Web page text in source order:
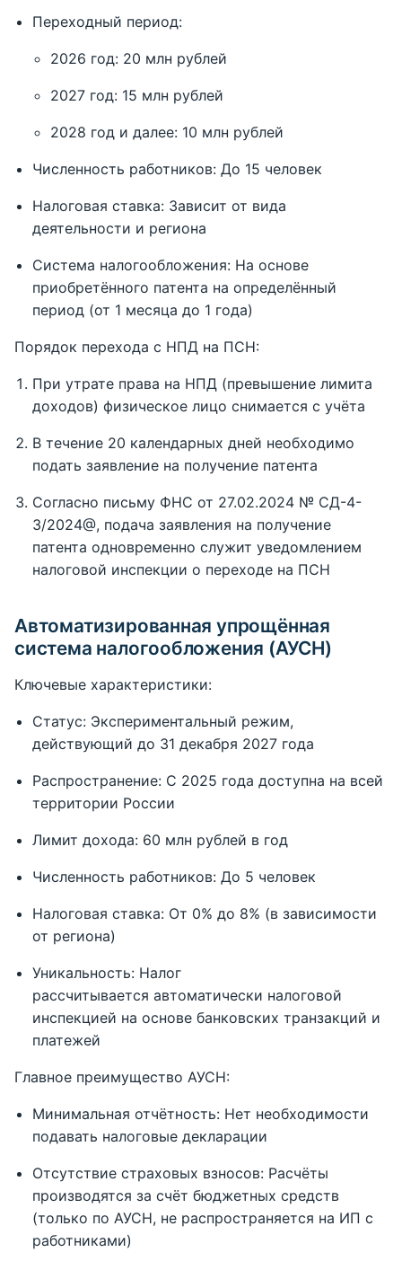
Переходный период:
2026 год: 20 млн рублей
2027 год: 15 млн рублей
2028 год и далее: 10 млн рублей
Численность работников: До 15 человек
Налоговая ставка: Зависит от вида
деятельности и региона
Система налогообложения: На основе
приобретённого патента на определённый
период (от 1 месяца до 1 года)
Порядок перехода с НПД на ПСН:
При утрате права на НПД (превышение лимита
доходов) физическое лицо снимается с учёта
В течение 20 календарных дней необходимо
подать заявление на получение патента
Согласно письму ФНС от 27.02.2024 № СД-4-
3/2024@, подача заявления на получение
патента одновременно служит уведомлением
налоговой инспекции о переходе на ПСН
Автоматизированная упрощённая
система налогообложения (АУСН)
Ключевые характеристики:
Статус: Экспериментальный режим,
действующий до 31 декабря 2027 года
Распространение: С 2025 года доступна на всей
территории России
Лимит дохода: 60 млн рублей в год
Численность работников: До 5 человек
Налоговая ставка: От 0% до 8% (в зависимости
от региона)
Уникальность: Налог
рассчитывается автоматически налоговой
инспекцией на основе банковских транзакций и
платежей
Главное преимущество АУСН:
Минимальная отчётность: Нет необходимости
подавать налоговые декларации
Отсутствие страховых взносов: Расчёты
производятся за счёт бюджетных средств
(только по АУСН, не распространяется на ИП с
работниками)